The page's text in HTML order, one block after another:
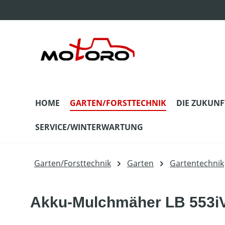
HOME GARTEN/FORSTTECHNIK DIE
SERVICE/WINTERWARTUNG
Garten/Forsttechnik Garten Gartentechnik
Akku-Mulchmäher LB